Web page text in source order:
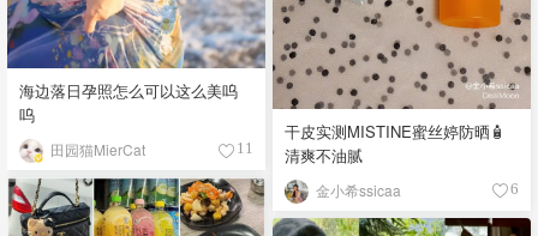
海边落日孕照怎么可以这么美呜
呜
田园猫MierCat 11
干皮实测MISTINE蜜丝婷防晒🧴
清爽不油腻
金小希ssicaa 6